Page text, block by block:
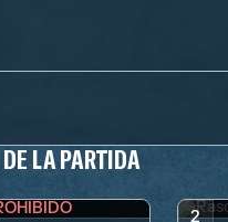
LA PARTIDA
2